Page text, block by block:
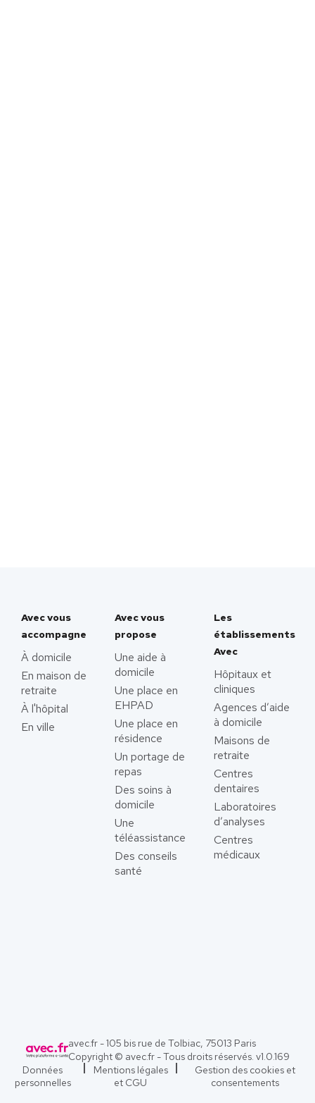
Avec vous
accompagne
À domicile
En maison de
retraite
À l'hôpital
En ville
Avec vous
propose
Une aide à
domicile
Une place en
EHPAD
Une place en
résidence
Un portage de
repas
Des soins à
domicile
Une
téléassistance
Des conseils
santé
Les
établissements
Avec
Hôpitaux et
cliniques
Agences d’aide
à domicile
Maisons de
retraite
Centres
dentaires
Laboratoires
d’analyses
Centres
médicaux
avec.fr - 105 bis rue de Tolbiac, 75013 Paris
Copyright © avec.fr - Tous droits réservés. v1.0.169
Données
personnelles
Mentions légales
et CGU
Gestion des cookies et
consentements